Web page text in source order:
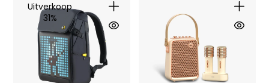
Uitverkoop
31%